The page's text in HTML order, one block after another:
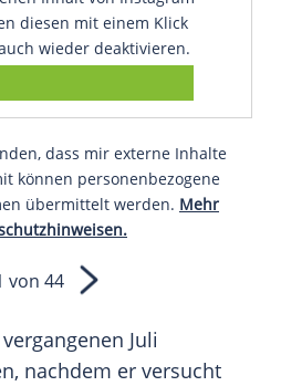
diesen mit einem Klick
wieder deaktivieren.
dass mir externe Inhalte
können personenbezogene
übermittelt werden. Mehr
von 44
Juli
nachdem er versucht